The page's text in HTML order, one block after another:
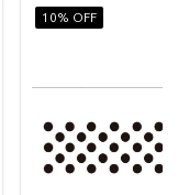
10% OFF